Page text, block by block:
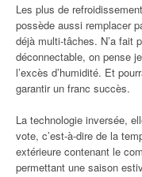
Les plus de
possède aussi remplacer
déjà multi-tâches. N’a fait
déconnectable, on pense
l’excès d’humidité. Et
garantir un franc succès.
La technologie inversée,
vote, c’est-à-dire de la
extérieure contenant le
permettant une saison